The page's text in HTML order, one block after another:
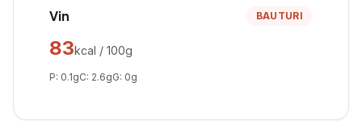
Vin BAUTURI
83kcal / 100g
P: 0.1gC: 2.6gG: 0g